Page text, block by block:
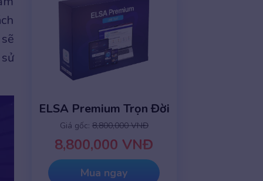
ELSA Premium Trọn Đời
Giá gốc: 8,800,000 VNĐ
8,800,000 VNĐ
Mua ngay